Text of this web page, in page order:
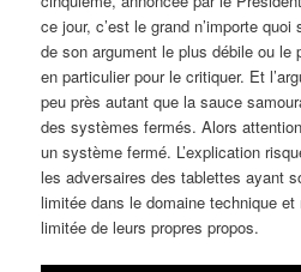
ce jour, c’est le grand n’importe
de son argument le plus débile ou le
en particulier pour le critiquer. Et
peu près autant que la sauce
des systèmes fermés. Alors
un système fermé. L’explication
les adversaires des tablettes ayant
limitée dans le domaine technique
limitée de leurs propres propos.